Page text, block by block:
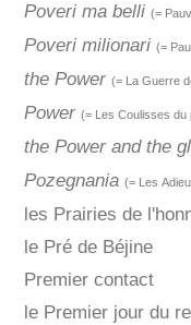
Poveri ma belli (=
Poveri milionari (=
the Power (= La Guerre
Power (= Les Coulisses du
the Power and the
Pozegnania (= Les
les Prairies de
le Pré de Béjine
Premier contact
le Premier jour du